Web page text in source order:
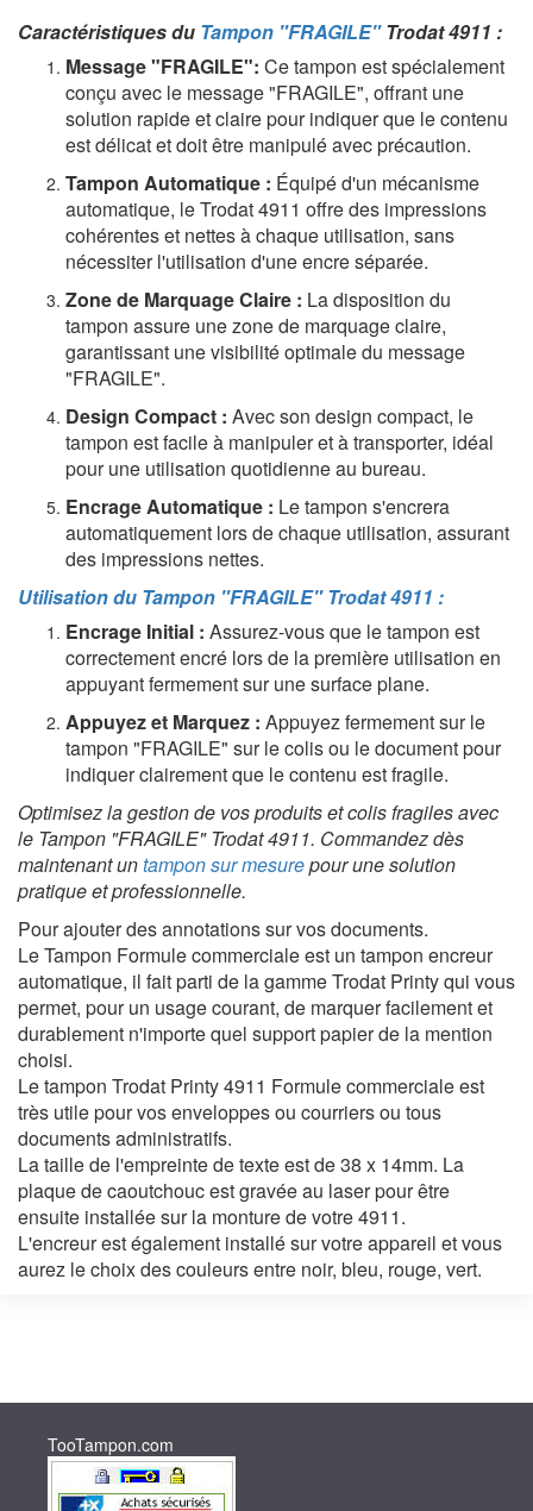
Caractéristiques du Tampon "FRAGILE"Trodat 4911 :
Message "FRAGILE": Ce tampon est spécialement
conçu avec le message "FRAGILE", offrant une
solution rapide et claire pour indiquer que le contenu
est délicat et doit être manipulé avec précaution.
Tampon Automatique : Équipé d'un mécanisme
automatique, le Trodat 4911 offre des impressions
cohérentes et nettes à chaque utilisation, sans
nécessiter l'utilisation d'une encre séparée.
Zone de Marquage Claire : La disposition du
tampon assure une zone de marquage claire,
garantissant une visibilité optimale du message
"FRAGILE".
Design Compact : Avec son design compact, le
tampon est facile à manipuler et à transporter, idéal
pour une utilisation quotidienne au bureau.
Encrage Automatique : Le tampon s'encrera
automatiquement lors de chaque utilisation, assurant
des impressions nettes.
Utilisation du Tampon "FRAGILE" Trodat 4911 :
Encrage Initial : Assurez-vous que le tampon est
correctement encré lors de la première utilisation en
appuyant fermement sur une surface plane.
Appuyez et Marquez : Appuyez fermement sur le
tampon "FRAGILE" sur le colis ou le document pour
indiquer clairement que le contenu est fragile.
Optimisez la gestion de vos produits et colis fragiles avec
le Tampon "FRAGILE" Trodat 4911. Commandez dès
maintenant untampon sur mesurepour une solution
pratique et professionnelle.
Pour ajouter des annotations sur vos documents.
Le Tampon Formule commerciale est un tampon encreur
automatique, il fait parti de la gamme Trodat Printy qui vous
permet, pour un usage courant, de marquer facilement et
durablement n'importe quel support papier de la mention
choisi.
Le tampon Trodat Printy 4911 Formule commerciale est
très utile pour vos enveloppes ou courriers ou tous
documents administratifs.
La taille de l'empreinte de texte est de 38 x 14mm. La
plaque de caoutchouc est gravée au laser pour être
ensuite installée sur la monture de votre 4911.
L'encreur est également installé sur votre appareil et vous
aurez le choix des couleurs entre noir, bleu, rouge, vert.
TooTampon.com